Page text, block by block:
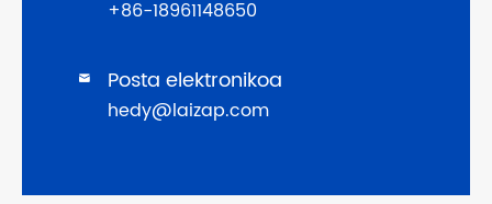
+86-18961148650
 Posta elektronikoa
hedy@laizap.com